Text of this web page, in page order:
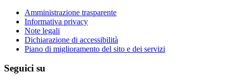
Amministrazione trasparente
Informativa privacy
Note legali
Dichiarazione di accessibilità
Piano di miglioramento del sito e dei servizi
Seguici su